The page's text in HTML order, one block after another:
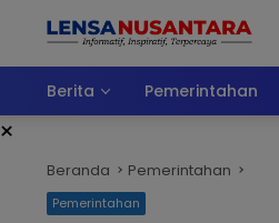
Berita
Pemerintahan
×
Beranda Pemerintahan
Pemerintahan